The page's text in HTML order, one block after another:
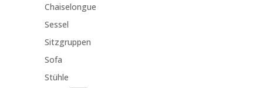
Chaiselongue
Sessel
Sitzgruppen
Sofa
Stühle